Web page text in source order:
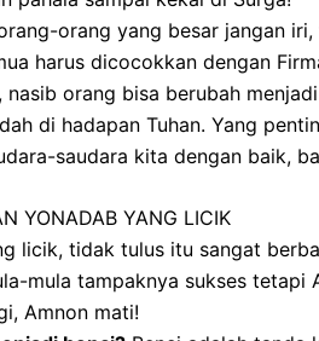
orang yang besar jangan
harus dicocokkan dengan
nasib orang bisa berubah
di hadapan Tuhan. Yang
saudara kita dengan baik,
YONADAB YANG LICIK
licik, tidak tulus itu sangat
mula tampaknya sukses
Amnon mati!